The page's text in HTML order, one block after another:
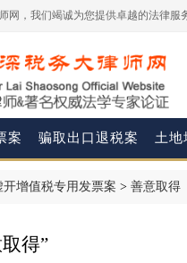
网，我们竭诚为您提供卓越的法律服
案 骗取出口退税案 土地
开增值税专用发票案 > 善意取得
得”